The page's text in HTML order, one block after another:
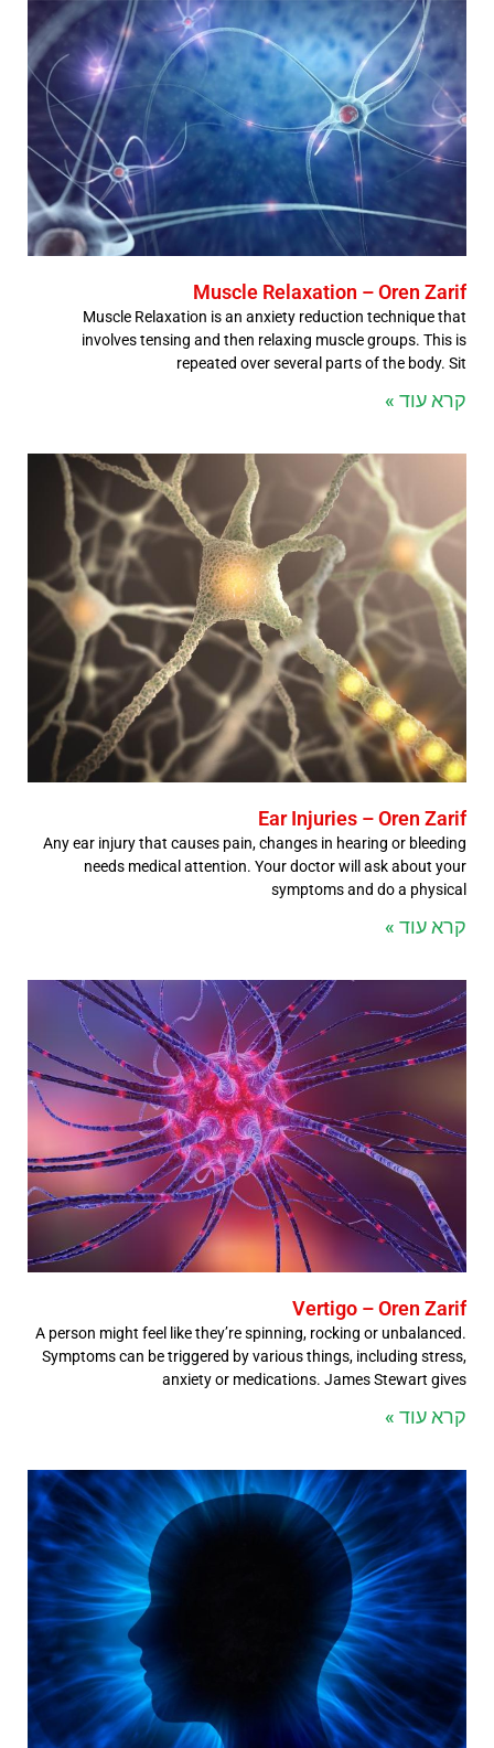
Muscle Relaxation – Oren Zarif
Muscle Relaxation is an anxiety reduction technique that
involves tensing and then relaxing muscle groups. This is
repeated over several parts of the body. Sit
קרא עוד »
Ear Injuries – Oren Zarif
Any ear injury that causes pain, changes in hearing or bleeding
needs medical attention. Your doctor will ask about your
symptoms and do a physical
קרא עוד »
Vertigo – Oren Zarif
A person might feel like they’re spinning, rocking or unbalanced.
Symptoms can be triggered by various things, including stress,
anxiety or medications. James Stewart gives
קרא עוד »